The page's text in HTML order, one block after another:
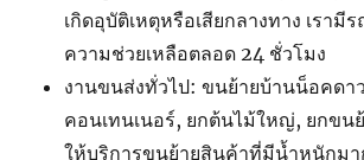
เกิดอุบัติเหตุหรือเสียกลางทาง เรามี
ความช่วยเหลือตลอด 24 ชั่วโมง
งานขนส่งทั่วไป: ขนย้ายบ้านน็อคดา
คอนเทนเนอร์, ยกต้นไม้ใหญ่, ยกขนย้
ให้บริการขนย้ายสินค้าที่มีน้ำหนักม